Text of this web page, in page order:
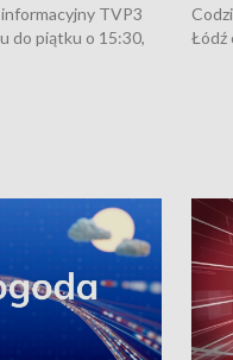
TVP3
do piątku o 15:30,
Łódź